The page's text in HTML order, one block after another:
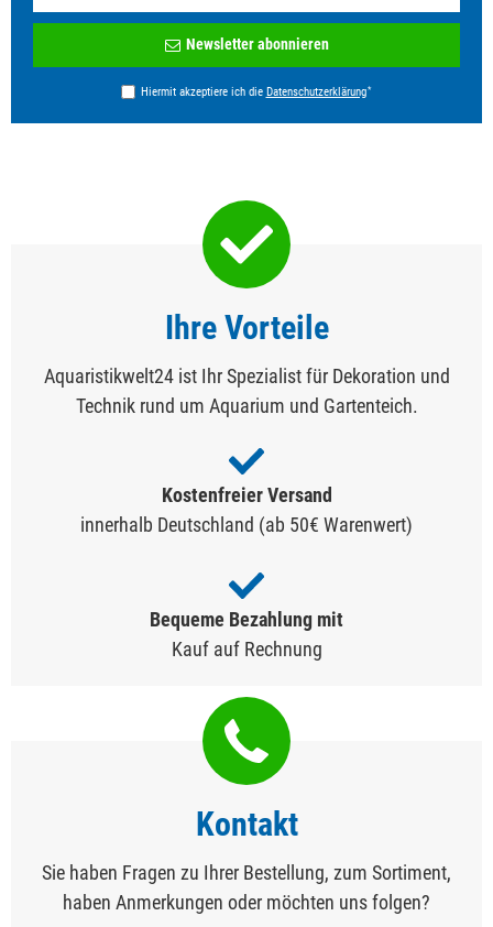
Honig
Newsletter abonnieren
Hiermit akzeptiere ich die Daten­schutz­erklärung*
Ihre Vorteile
Aquaristikwelt24 ist Ihr Spezialist für Dekoration und
Technik rund um Aquarium und Gartenteich.
Kostenfreier Versand
innerhalb Deutschland (ab 50€ Warenwert)
Bequeme Bezahlung mit
Kauf auf Rechnung
Kontakt
Sie haben Fragen zu Ihrer Bestellung, zum Sortiment,
haben Anmerkungen oder möchten uns folgen?